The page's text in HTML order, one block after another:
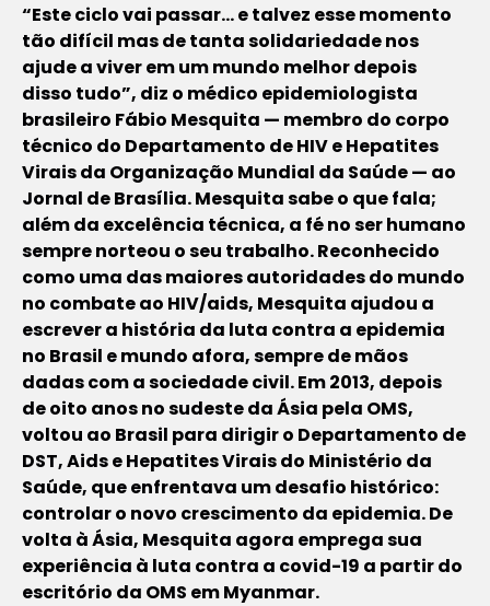
“Este ciclo vai passar… e talvez esse momento
tão difícil mas de tanta solidariedade nos
ajude a viver em um mundo melhor depois
disso tudo”, diz o médico epidemiologista
brasileiro Fábio Mesquita — membro do corpo
técnico do Departamento de HIV e Hepatites
Virais da Organização Mundial da Saúde — ao
Jornal de Brasília. Mesquita sabe o que fala;
além da excelência técnica, a fé no ser humano
sempre norteou o seu trabalho. Reconhecido
como uma das maiores autoridades do mundo
no combate ao HIV/aids, Mesquita ajudou a
escrever a história da luta contra a epidemia
no Brasil e mundo afora, sempre de mãos
dadas com a sociedade civil. Em 2013, depois
de oito anos no sudeste da Ásia pela OMS,
voltou ao Brasil para dirigir o Departamento de
DST, Aids e Hepatites Virais do Ministério da
Saúde, que enfrentava um desafio histórico:
controlar o novo crescimento da epidemia. De
volta à Ásia, Mesquita agora emprega sua
experiência à luta contra a covid-19 a partir do
escritório da OMS em Myanmar.